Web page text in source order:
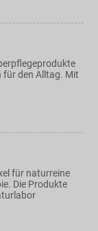
für den Alltag. Mit
für naturreine
Die Produkte